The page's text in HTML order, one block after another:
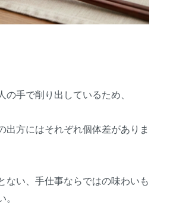
の手で削り出しているため、
出方にはそれぞれ個体差がありま
ない、手仕事ならではの味わいも